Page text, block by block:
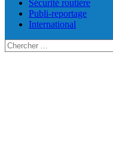
Sécurité routière
Publi-reportage
International